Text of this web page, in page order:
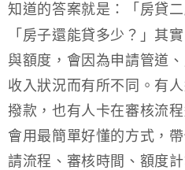
知道的答案就是：「房貸
「房子還能貸多少？」其實
與額度，會因為申請管道
收入狀況而有所不同。有
撥款，也有人卡在審核流
會用最簡單好懂的方式，
請流程、審核時間、額度